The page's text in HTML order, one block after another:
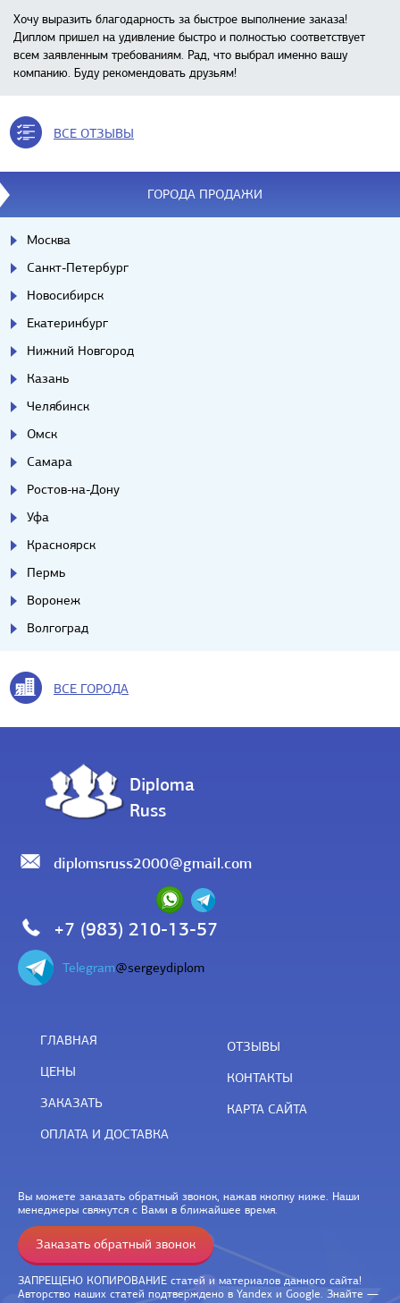
Хочу выразить благодарность за быстрое выполнение заказа!
Диплом пришел на удивление быстро и полностью соответствует
всем заявленным требованиям. Рад, что выбрал именно вашу
компанию. Буду рекомендовать друзьям!
ВСЕ ОТЗЫВЫ
ГОРОДА ПРОДАЖИ
Москва
Санкт-Петербург
Новосибирск
Екатеринбург
Нижний Новгород
Казань
Челябинск
Омск
Самара
Ростов-на-Дону
Уфа
Красноярск
Пермь
Воронеж
Волгоград
ВСЕ ГОРОДА
Diploma
Russ
diplomsruss2000@gmail.com
+7 (983) 210-13-57
Telegram@sergeydiplom
ГЛАВНАЯ
ЦЕНЫ
ЗАКАЗАТЬ
ОПЛАТА И ДОСТАВКА
ОТЗЫВЫ
КОНТАКТЫ
КАРТА САЙТА
Вы можете заказать обратный звонок, нажав кнопку ниже. Наши
менеджеры свяжутся с Вами в ближайшее время.
Заказать обратный звонок
ЗАПРЕЩЕНО КОПИРОВАНИЕ статей и материалов данного сайта!
Авторство наших статей подтверждено в Yandex и Google. Знайте —